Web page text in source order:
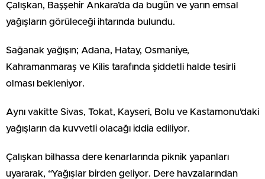
Çalışkan, Başşehir Ankara’da da bugün ve yarın emsal
yağışların görüleceği ihtarında bulundu.
Sağanak yağışın; Adana, Hatay, Osmaniye,
Kahramanmaraş ve Kilis tarafında şiddetli halde tesirli
olması bekleniyor.
Aynı vakitte Sivas, Tokat, Kayseri, Bolu ve Kastamonu’daki
yağışların da kuvvetli olacağı iddia ediliyor.
Çalışkan bilhassa dere kenarlarında piknik yapanları
uyararak, “Yağışlar birden geliyor. Dere havzalarından